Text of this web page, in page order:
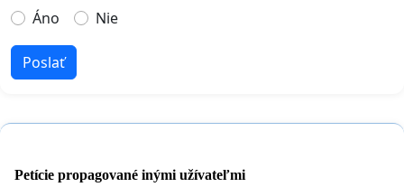
Áno
Nie
Poslať
Petície propagované inými užívateľmi